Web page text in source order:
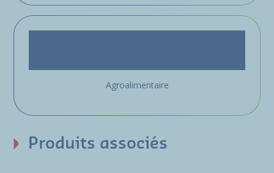
Agroalimentaire
Produits associés